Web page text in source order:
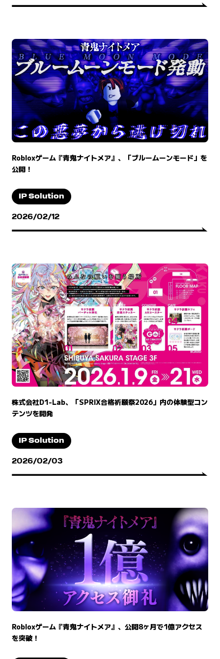
Robloxゲーム『青鬼ナイトメア』、「ブルームーンモード」を
公開！
IP Solution
2026/02/12
株式会社D1-Lab、「SPRIX合格祈願祭2026」内の体験型コン
テンツを開発
IP Solution
2026/02/03
Robloxゲーム『青鬼ナイトメア』、公開8ヶ月で1億アクセス
を突破！